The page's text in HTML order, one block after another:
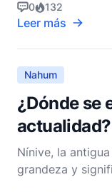
de Dios. Para
destruyó Nínive,
histórico,
d
0 132
Leer más
Nahum
¿Dónde se
actualidad?
Nínive, la
grandeza y